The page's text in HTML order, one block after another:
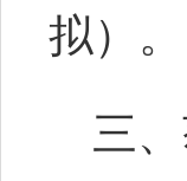
拟）。
三